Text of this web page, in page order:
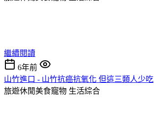
繼續閱讀
6年前
山竹進口 - 山竹抗癌抗氧化 但這三類人少吃
旅遊休閒美食寵物 生活綜合